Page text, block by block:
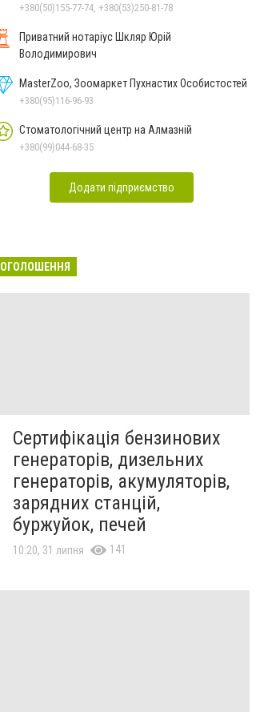
+380(50)155-77-74, +380(53)250-81-78
Приватний нотаріус Шкляр Юрій
Володимирович
MasterZoo, Зоомаркет Пухнастих Особистостей
+380(95)116-96-93
Стоматологічний центр на Алмазній
+380(99)044-68-35
Додати підприємство
ОГОЛОШЕННЯ
Сертифікація бензинових
генераторів, дизельних
генераторів, акумуляторів,
зарядних станцій,
буржуйок, печей
10:20, 31 липня 141